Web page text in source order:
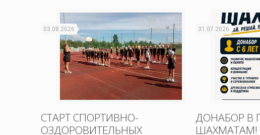
03.08.2026
СТАРТ СПОРТИВНО-
ОЗДОРОВИТЕЛЬНЫХ
31.07.2026
ДОНАБОР В
ШАХМАТАМ!